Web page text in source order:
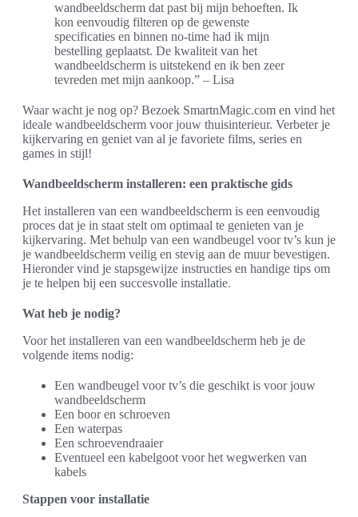
wandbeeldscherm dat past bij mijn behoeften. Ik
kon eenvoudig filteren op de gewenste
specificaties en binnen no-time had ik mijn
bestelling geplaatst. De kwaliteit van het
wandbeeldscherm is uitstekend en ik ben zeer
tevreden met mijn aankoop.” – Lisa
Waar wacht je nog op? Bezoek SmartnMagic.com en vind het
ideale wandbeeldscherm voor jouw thuisinterieur. Verbeter je
kijkervaring en geniet van al je favoriete films, series en
games in stijl!
Wandbeeldscherm installeren: een praktische gids
Het installeren van een wandbeeldscherm is een eenvoudig
proces dat je in staat stelt om optimaal te genieten van je
kijkervaring. Met behulp van een wandbeugel voor tv’s kun je
je wandbeeldscherm veilig en stevig aan de muur bevestigen.
Hieronder vind je stapsgewijze instructies en handige tips om
je te helpen bij een succesvolle installatie.
Wat heb je nodig?
Voor het installeren van een wandbeeldscherm heb je de
volgende items nodig:
Een wandbeugel voor tv’s die geschikt is voor jouw
wandbeeldscherm
Een boor en schroeven
Een waterpas
Een schroevendraaier
Eventueel een kabelgoot voor het wegwerken van
kabels
Stappen voor installatie